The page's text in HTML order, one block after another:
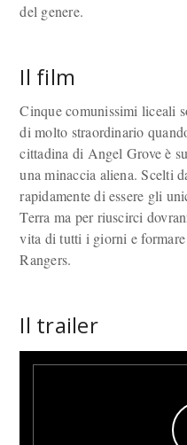
del genere.
Il film
Cinque comunissimi liceali
di molto straordinario
cittadina di Angel Grove è
una minaccia aliena. Scelti
rapidamente di essere gli
Terra ma per riuscirci
vita di tutti i giorni e
Rangers.
Il trailer